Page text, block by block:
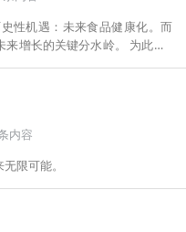
的关键分水岭。 为此，F
野探寻中国机遇、增长解法，
挖“药食同源”“低GI”“老龄营
势预判、品类创新、未来增长
业提供务实、前瞻的开年创新
内容
限可能。